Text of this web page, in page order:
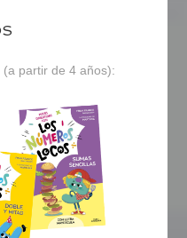
partir de 4 años):